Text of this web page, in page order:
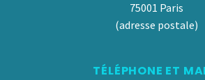
75001 Paris
(adresse postale)
TÉLÉPHONE ET